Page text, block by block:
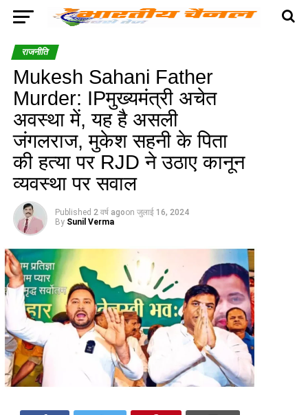
राजनीति
Mukesh Sahani Father
Murder: IPमुख्यमंत्री अचेत
अवस्था में, यह है असली
जंगलराज, मुकेश सहनी के पिता
की हत्या पर RJD ने उठाए कानून
व्यवस्था पर सवाल
Published 2 वर्ष agoon जुलाई 16, 2024
By Sunil Verma